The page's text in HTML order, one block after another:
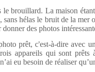
le brouillard. La maison
hélas le bruit de la mer
des photos
prêt, c'est-à-dire avec
appareils qui sont prêts
eu besoin de réaliser